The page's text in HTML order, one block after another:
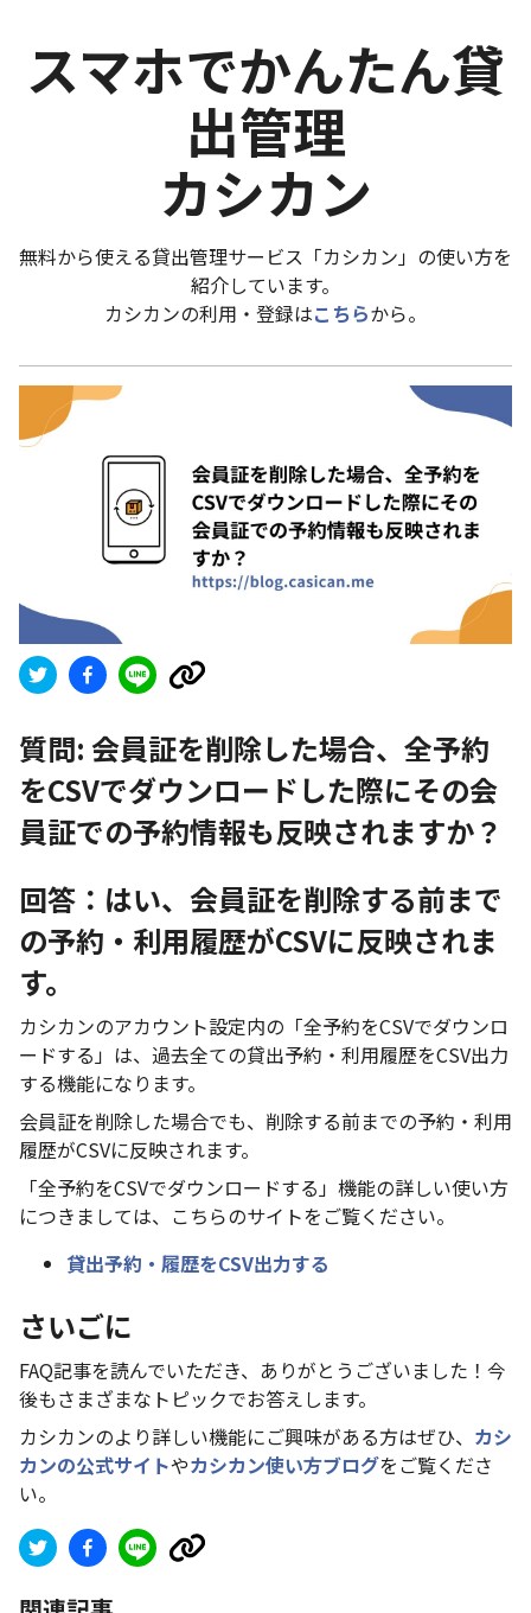
スマホでかんたん貸
出管理
カシカン
無料から使える貸出管理サービス「カシカン」の使い方を
紹介しています。
カシカンの利用・登録はこちらから。
質問: 会員証を削除した場合、全予約
をCSVでダウンロードした際にその会
員証での予約情報も反映されますか？
回答：はい、会員証を削除する前まで
の予約・利用履歴がCSVに反映されま
す。
カシカンのアカウント設定内の「全予約をCSVでダウンロ
ードする」は、過去全ての貸出予約・利用履歴をCSV出力
する機能になります。
会員証を削除した場合でも、削除する前までの予約・利用
履歴がCSVに反映されます。
「全予約をCSVでダウンロードする」機能の詳しい使い方
につきましては、こちらのサイトをご覧ください。
貸出予約・履歴をCSV出力する
さいごに
FAQ記事を読んでいただき、ありがとうございました！今
後もさまざまなトピックでお答えします。
カシカンのより詳しい機能にご興味がある方はぜひ、 カシ
カンの公式サイトやカシカン使い方ブログをご覧くださ
い。